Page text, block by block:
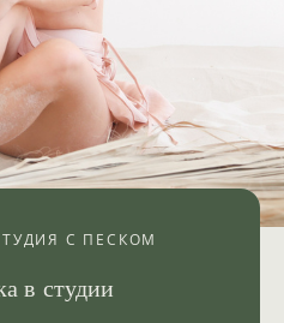
С ПЕСКОМ
в студии